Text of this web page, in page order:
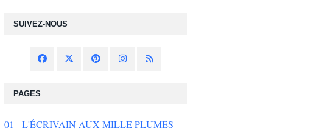
SUIVEZ-NOUS
PAGES
01 - L'ÉCRIVAIN AUX MILLE PLUMES -